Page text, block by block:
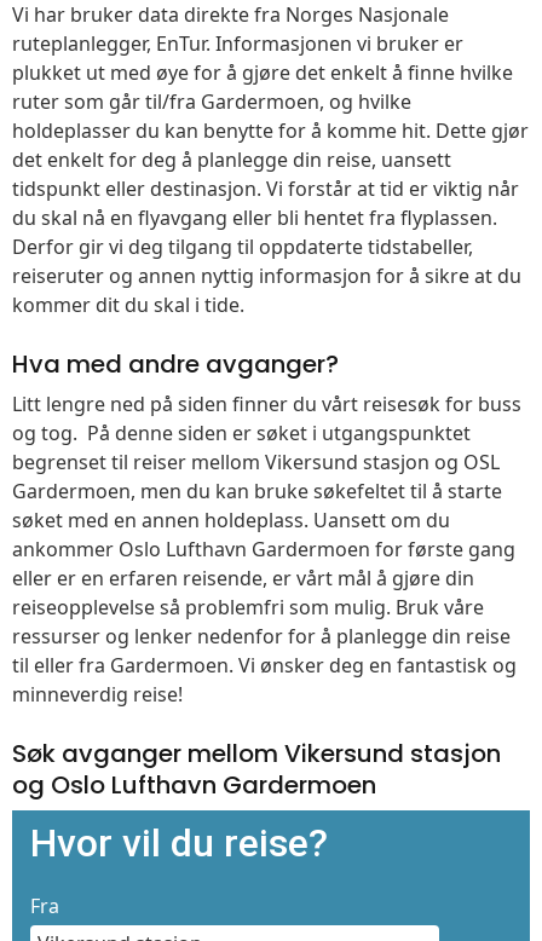
Vi har bruker data direkte fra Norges Nasjonale
ruteplanlegger, EnTur. Informasjonen vi bruker er
plukket ut med øye for å gjøre det enkelt å finne hvilke
ruter som går til/fra Gardermoen, og hvilke
holdeplasser du kan benytte for å komme hit. Dette gjør
det enkelt for deg å planlegge din reise, uansett
tidspunkt eller destinasjon. Vi forstår at tid er viktig når
du skal nå en flyavgang eller bli hentet fra flyplassen.
Derfor gir vi deg tilgang til oppdaterte tidstabeller,
reiseruter og annen nyttig informasjon for å sikre at du
kommer dit du skal i tide.
Hva med andre avganger?
Litt lengre ned på siden finner du vårt reisesøk for buss
og tog. På denne siden er søket i utgangspunktet
begrenset til reiser mellom Vikersund stasjon og OSL
Gardermoen, men du kan bruke søkefeltet til å starte
søket med en annen holdeplass. Uansett om du
ankommer Oslo Lufthavn Gardermoen for første gang
eller er en erfaren reisende, er vårt mål å gjøre din
reiseopplevelse så problemfri som mulig. Bruk våre
ressurser og lenker nedenfor for å planlegge din reise
til eller fra Gardermoen. Vi ønsker deg en fantastisk og
minneverdig reise!
Søk avganger mellom Vikersund stasjon
og Oslo Lufthavn Gardermoen
Hvor vil du reise?
Fra